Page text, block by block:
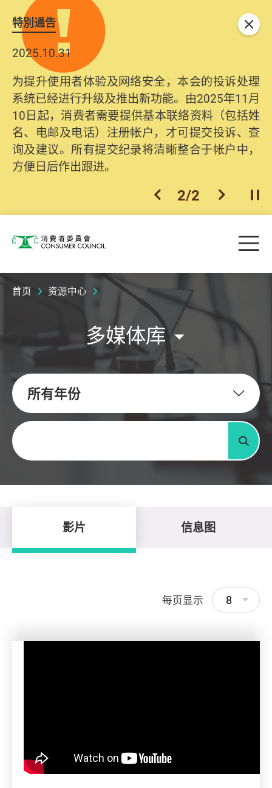
特別通告
2025.10.31
为提升使用者体验及网络安全，本会的投诉处理
系统已经进行升级及推出新功能。由2025年11月
10日起，消费者需要提供基本联络资料（包括姓
名、电邮及电话）注册帐户，才可提交投诉、查
询及建议。所有提交纪录将清晰整合于帐户中，
方便日后作出跟进。
上一个
2/2 下一个开
关闭
消费者委员会 目
首页 资源中心
多媒体库
所有年份
关键字
搜寻
影片 信息图
每页显示 8